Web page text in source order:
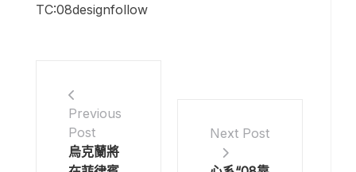
TC:08designfollow
Previous
Post
烏克蘭將
Next Post